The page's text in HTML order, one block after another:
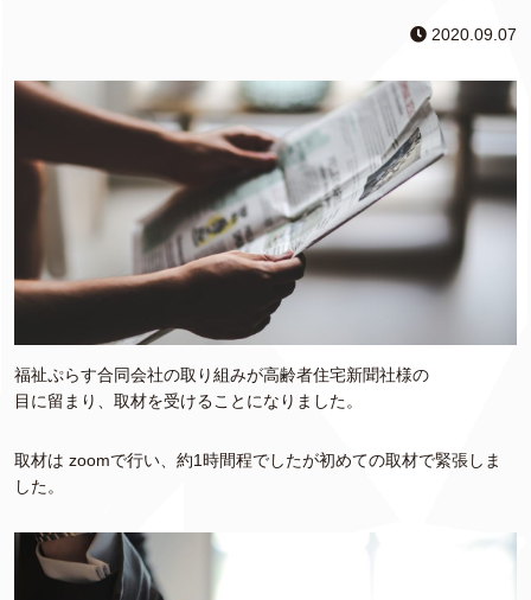
2020.09.07
福祉ぷらす合同会社の取り組みが高齢者住宅新聞社様の
目に留まり、取材を受けることになりました。
取材は zoomで行い、約1時間程でしたが初めての取材で緊張しま
した。